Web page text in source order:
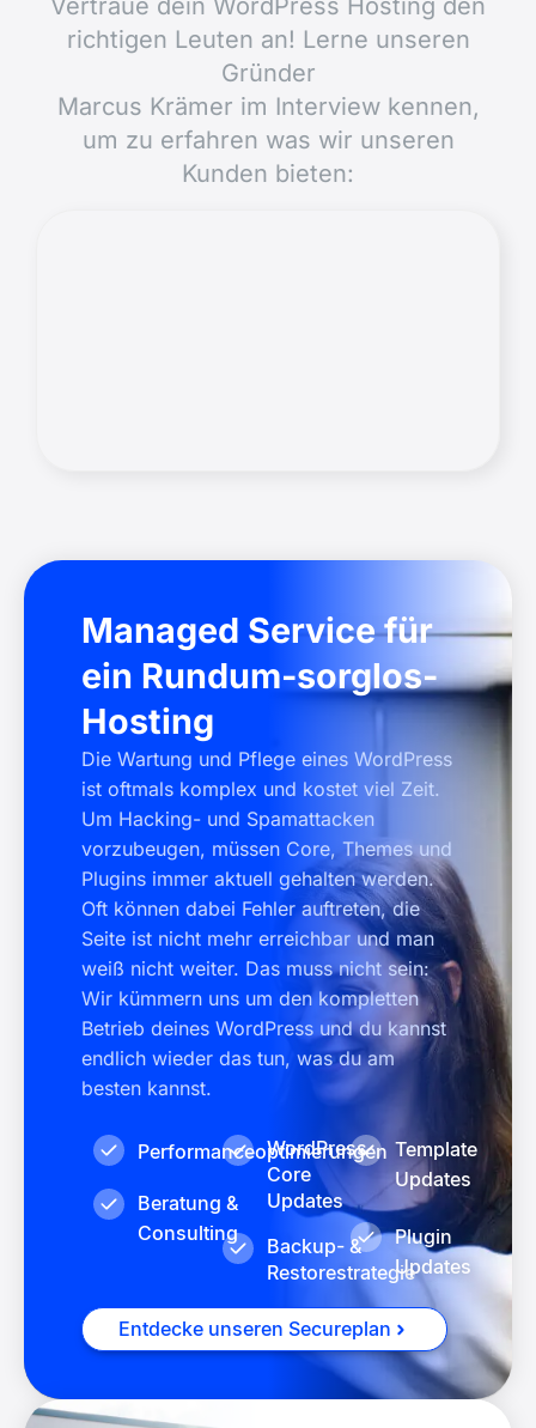
Vertraue dein WordPress Hosting den
richtigen Leuten an! Lerne unseren
Gründer
Marcus Krämer im Interview kennen,
um zu erfahren was wir unseren
Kunden bieten:
Managed Service für
ein Rundum-sorglos-
Hosting
Die Wartung und Pflege eines WordPress
ist oftmals komplex und kostet viel Zeit.
Um Hacking- und Spamattacken
vorzubeugen, müssen Core, Themes und
Plugins immer aktuell gehalten werden.
Oft können dabei Fehler auftreten, die
Seite ist nicht mehr erreichbar und man
weiß nicht weiter. Das muss nicht sein:
Wir kümmern uns um den kompletten
Betrieb deines WordPress und du kannst
endlich wieder das tun, was du am
besten kannst.
Performanceoptimierungen
Beratung &
Consulting
WordPress
Core
Updates
Backup- &
Restorestrategie
Template
Updates
Plugin
Updates
Entdecke unseren Secureplan